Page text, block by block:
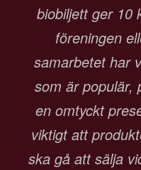
biobiljett ger 10
föreningen
samarbetet har
som är populär,
en omtyckt
viktigt att
ska gå att sälja